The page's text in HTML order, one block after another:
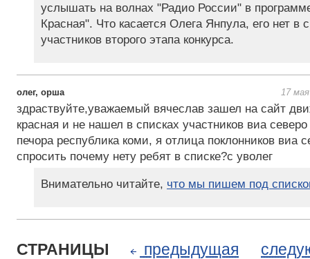
услышать на волнах "Радио России" в
Красная". Что касается Олега Янпула, его нет в
участников второго этапа конкурса.
олег, орша 17
здраствуйте,уважаемый вячеслав зашел на сайт
красная и не нашел в списках участников виа северо
печора республика коми, я отлица поклонников виа
спросить почему нету ребят в списке?с уволег
Внимательно читайте, что мы пишем под
СТРАНИЦЫ предыдущая